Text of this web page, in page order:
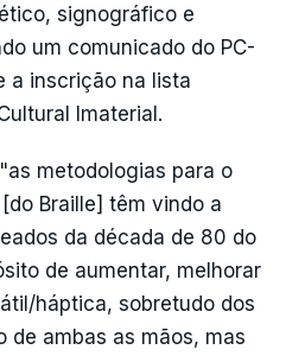
signográfico e
um comunicado do PC-
a inscrição na lista
Imaterial.
metodologias para o
Braille] têm vindo a
da década de 80 do
de aumentar, melhorar
háptica, sobretudo dos
de ambas as mãos, mas